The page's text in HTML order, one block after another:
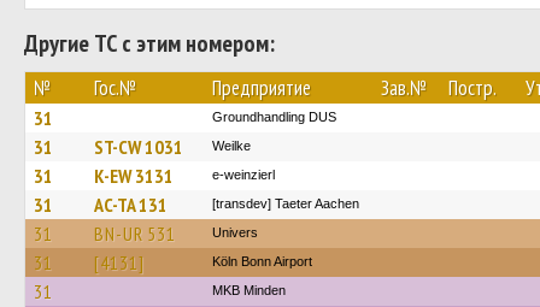
Другие ТС с этим номером:
№ Гос.№ Предприятие Зав.№ Постр.
31 Groundhandling DUS
31 ST-CW 1031 Weilke
31 K-EW 3131 e-weinzierl
31 AC-TA 131 [transdev] Taeter Aachen
31 BN-UR 531 Univers
31 [4131] Köln Bonn Airport
31 MKB Minden